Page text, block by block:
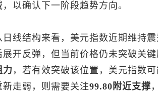
，以确认下一阶段趋势方向。
日线结构来看， 美元指数近期维持
展开反弹，但当前价格仍未突破关
力 ，若有效突破该位置， 美元指数
新走弱，则需要关注99.80附近支撑